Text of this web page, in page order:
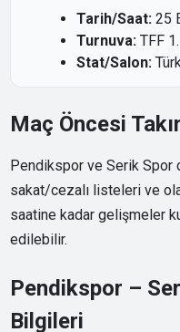
Tarih/Saat: 25
Turnuva: TFF
Stat/Salon:
Maç Öncesi
Pendikspor ve Serik
sakat/cezalı listeleri ve
saatine kadar gelişmeler
edilebilir.
Pendikspor –
Bilgileri